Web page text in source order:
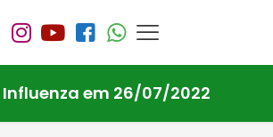
em 26/07/2022